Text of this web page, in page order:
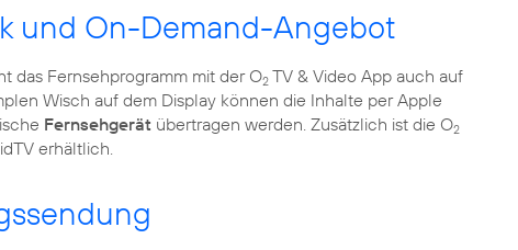
und On-Demand-Angebot
das Fernsehprogramm mit der O2 TV & Video App auch auf
Wisch auf dem Display können die Inhalte per Apple
Fernsehgerät übertragen werden. Zusätzlich ist die O2
erhältlich.